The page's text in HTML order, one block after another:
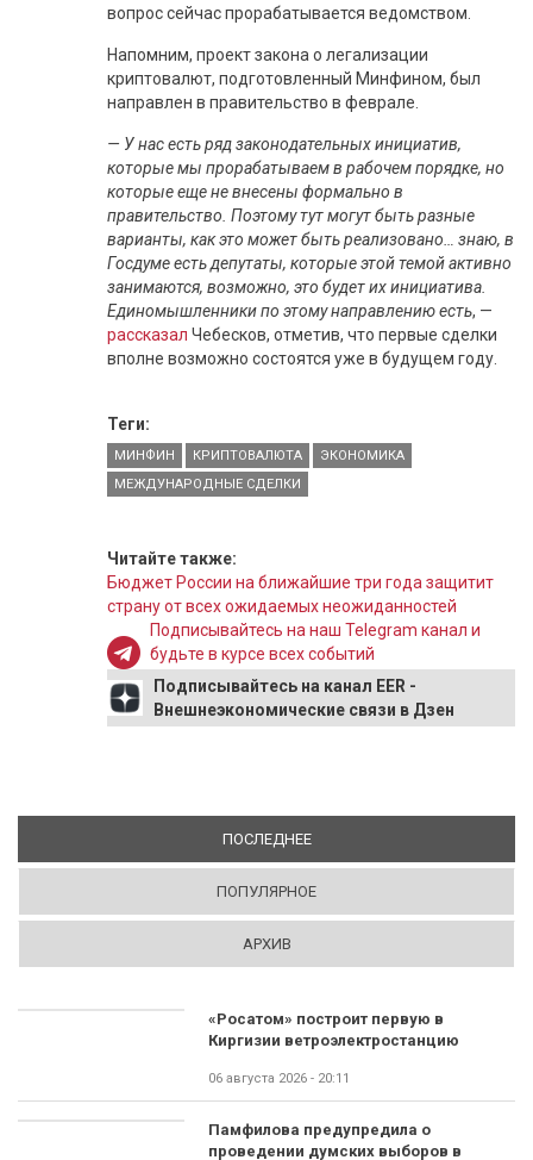
вопрос сейчас прорабатывается ведомством.
Напомним, проект закона о легализации
криптовалют, подготовленный Минфином, был
направлен в правительство в феврале.
— У нас есть ряд законодательных инициатив,
которые мы прорабатываем в рабочем порядке, но
которые еще не внесены формально в
правительство. Поэтому тут могут быть разные
варианты, как это может быть реализовано… знаю, в
Госдуме есть депутаты, которые этой темой активно
занимаются, возможно, это будет их инициатива.
Единомышленники по этому направлению есть, —
рассказал Чебесков, отметив, что первые сделки
вполне возможно состоятся уже в будущем году.
Теги:
МИНФИН КРИПТОВАЛЮТА
ЭКОНОМИКА
МЕЖДУНАРОДНЫЕ СДЕЛКИ
Читайте также:
Бюджет России на ближайшие три года защитит
страну от всех ожидаемых неожиданностей
Подписывайтесь на наш Telegram канал и
будьте в курсе всех событий
Подписывайтесь на канал EER -
Внешнеэкономические связи в Дзен
ПОСЛЕДНЕЕ(АКТИВНАЯ ВКЛАДКА)
ПОПУЛЯРНОЕ
АРХИВ
«Росатом» построит первую в
Киргизии ветроэлектростанцию
06 августа 2026 - 20:11
Памфилова предупредила о
проведении думских выборов в